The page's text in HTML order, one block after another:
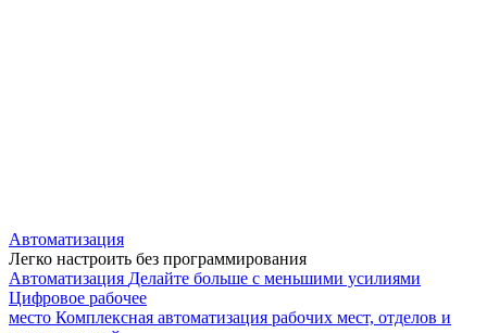
Автоматизация
Легко настроить без программирования
Автоматизация Делайте больше с меньшими усилиями
Цифровое рабочее
место Комплексная автоматизация рабочих мест, отделов и